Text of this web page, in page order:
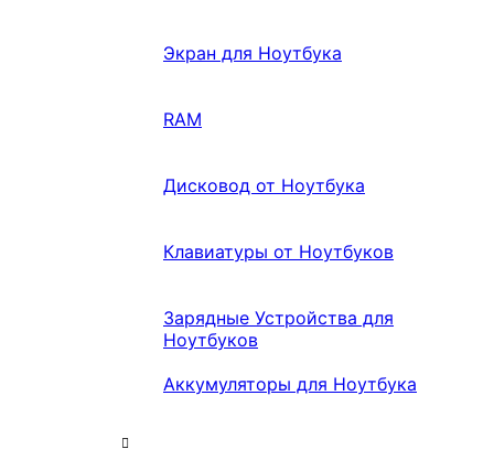
Экран для Ноутбука
RAM
Дисковод от Ноутбука
Клавиатуры от Ноутбуков
Зарядные Устройства для
Ноутбуков
Аккумуляторы для Ноутбука